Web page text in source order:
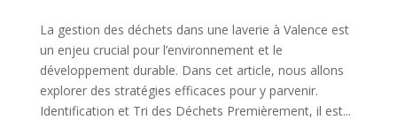
La gestion des déchets dans une laverie à Valence est
un enjeu crucial pour l’environnement et le
développement durable. Dans cet article, nous allons
explorer des stratégies efficaces pour y parvenir.
Identification et Tri des Déchets Premièrement, il est...